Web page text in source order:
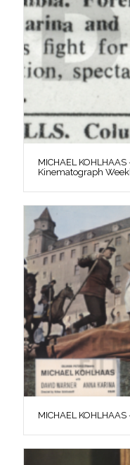
MICHAEL
Kinematograph
MICHAEL